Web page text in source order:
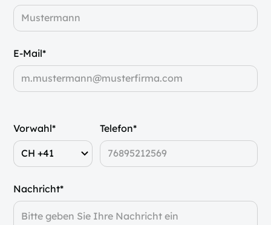
E-Mail*
Vorwahl* Telefon*
Nachricht*